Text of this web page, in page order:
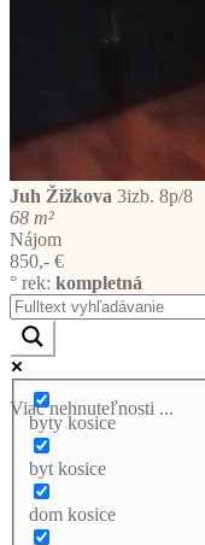
Juh Žižkova 3izb. 8p/8
68 m²
Nájom
850,- €
° rek: kompletná
Viac nehnuteľnosti ...
byty kosice
byt kosice
dom kosice